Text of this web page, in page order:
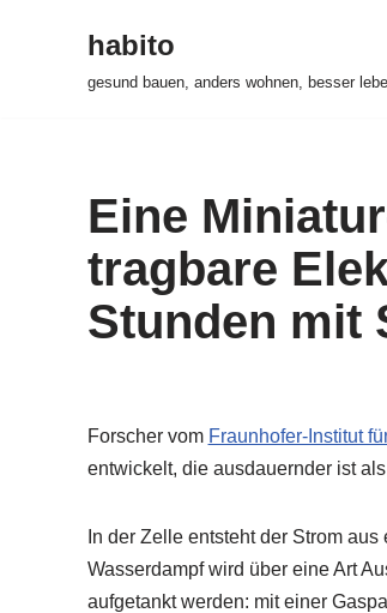
habito
gesund bauen, anders wohnen, besser
Eine
tragbare
Stunden mit
Forscher vom Fraunhofer-Institut
entwickelt, die ausdauernder ist
In der Zelle entsteht der Strom
Wasserdampf wird über eine Art
aufgetankt werden: mit einer